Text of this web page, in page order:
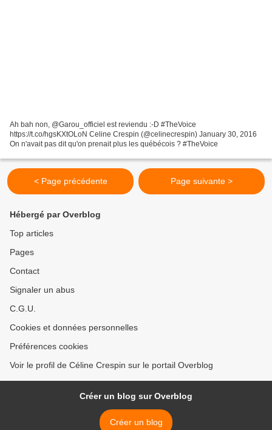
Ah bah non, @Garou_officiel est reviendu :-D #TheVoice
https://t.co/hgsKXtOLoN Celine Crespin (@celinecrespin) January 30, 2016
On n'avait pas dit qu'on prenait plus les québécois ? #TheVoice
< Page précédente Page suivante >
Hébergé par Overblog
Top articles
Pages
Contact
Signaler un abus
C.G.U.
Cookies et données personnelles
Préférences cookies
Voir le profil de Céline Crespin sur le portail Overblog
Créer un blog sur Overblog
Créer un blog